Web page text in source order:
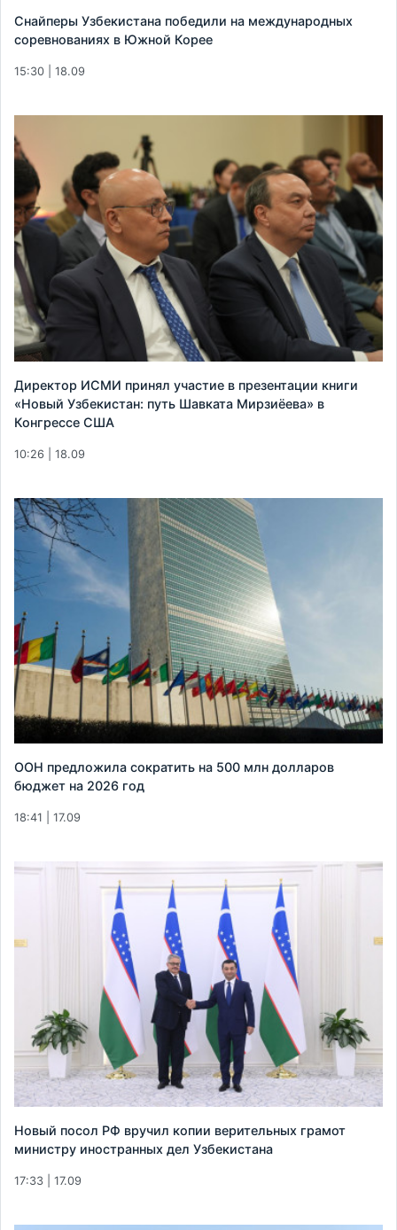
Снайперы Узбекистана победили на международных
соревнованиях в Южной Корее
15:30 | 18.09
Директор ИСМИ принял участие в презентации книги
«Новый Узбекистан: путь Шавката Мирзиёева» в
Конгрессе США
10:26 | 18.09
ООН предложила сократить на 500 млн долларов
бюджет на 2026 год
18:41 | 17.09
Новый посол РФ вручил копии верительных грамот
министру иностранных дел Узбекистана
17:33 | 17.09